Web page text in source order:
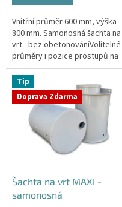
hvězdiček.
Vnitřní průměr 600 mm, výška
800 mm. Samonosná šachta na
vrt - bez obetonováníVolitelné
průměry i pozice prostupů na
pažení vrtu, hadice i elektřinu -
požadované průměry...
Tip
Doprava Zdarma
Šachta na vrt MAXI -
samonosná